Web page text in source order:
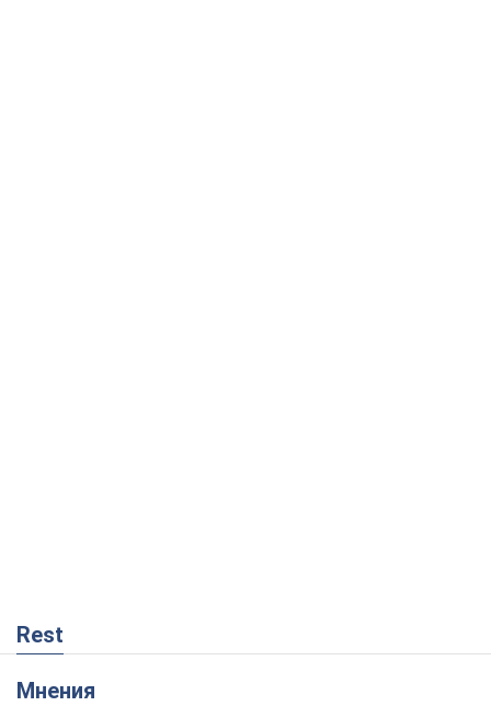
Rest
Мнения